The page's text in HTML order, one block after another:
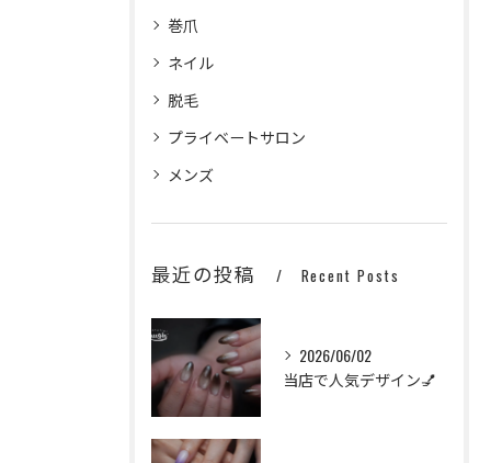
巻爪
ネイル
脱毛
プライベートサロン
メンズ
最近の投稿 Recent Posts
2026/06/02
当店で人気デザイン💅